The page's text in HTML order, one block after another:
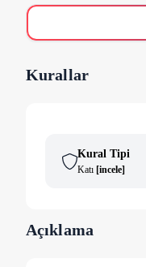
Kurallar
Kural Tipi
Katı [i̇ncele]
Açıklama